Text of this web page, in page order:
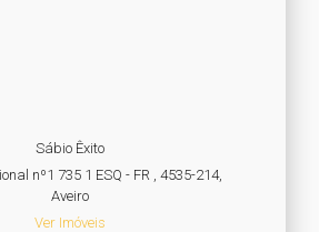
Sábio Êxito
nº1 735 1 ESQ - FR , 4535-214,
Aveiro
Ver Imóveis